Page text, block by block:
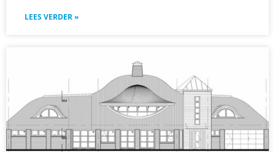
LEES VERDER »